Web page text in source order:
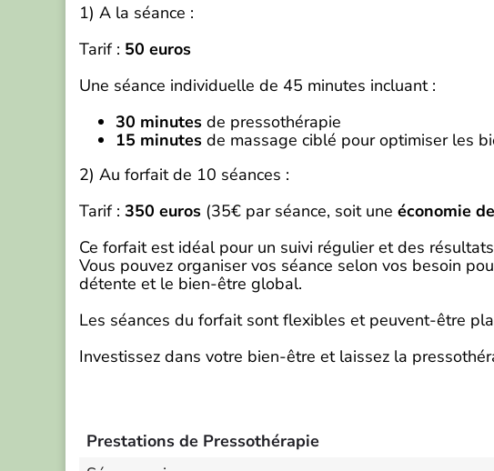
1) A la séance :
Tarif : 50 euros
Une séance individuelle de 45 minutes incluant :
30 minutes de pressothérapie
15 minutes de massage ciblé pour optimiser les
2) Au forfait de 10 séances :
Tarif : 350 euros (35€ par séance, soit une économie
Ce forfait est idéal pour un suivi régulier et des
Vous pouvez organiser vos séance selon vos besoin
détente et le bien-être global.
Les séances du forfait sont flexibles et peuvent-être
Investissez dans votre bien-être et laissez la
Prestations de Pressothérapie